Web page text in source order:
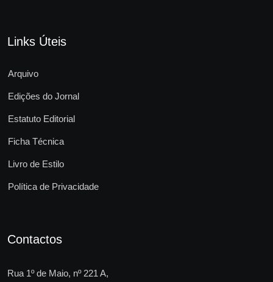
Links Úteis
Arquivo
Edições do Jornal
Estatuto Editorial
Ficha Técnica
Livro de Estilo
Política de Privacidade
Contactos
Rua 1º de Maio, nº 221 A,